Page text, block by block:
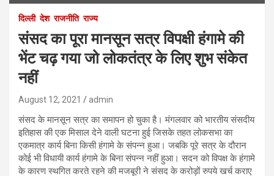
दिल्ली देश राजनीति राज्य
संसद का पूरा मानसून सत्र विपक्षी हंगामे की
भेंट चढ़ गया जो लोकतंत्र के लिए शुभ संकेत
नहीं
August 12, 2021 admin
संसद के मानसून सत्र का समापन हो चुका है। मंगलवार को भारतीय संसदीय
इतिहास की एक मिसाल देने वाली घटना हुई जिसके तहत लोकसभा का
एकमात्र कार्य बिना किसी हंगामे के संपन्न हुआ। जबकि पूरे सत्र के दौरान
कोई भी विधायी कार्य हंगामे के बिना संपन्न नहीं हुआ। सदन को विपक्ष के हंगामे
के कारण स्थगित करते रहने की मजबूरी ने संसद के करोड़ों रुपये खर्च कराए